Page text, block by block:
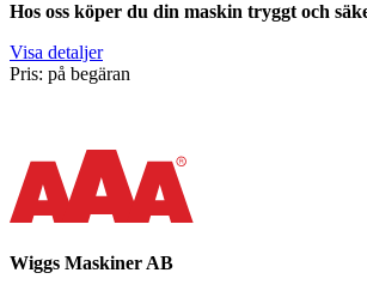
Hos oss köper du din maskin tryggt och
Visa detaljer
Pris: på begäran
Wiggs Maskiner AB